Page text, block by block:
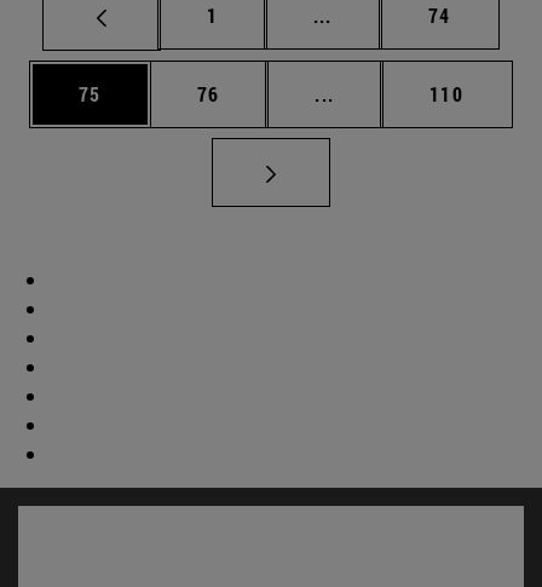
Página
1 ... Páginas intermedias
Página
74
Página
75 Página
76 ... Páginas intermedias
Página
110